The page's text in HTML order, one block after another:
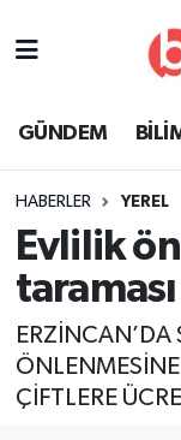
GÜNDEM
HABERLER YEREL
Evlilik
ÇİFTLERE
EKONOMİ
SAĞLIK
EĞİTİM
Süper Lig
Son Dakika
Haber Arşivi